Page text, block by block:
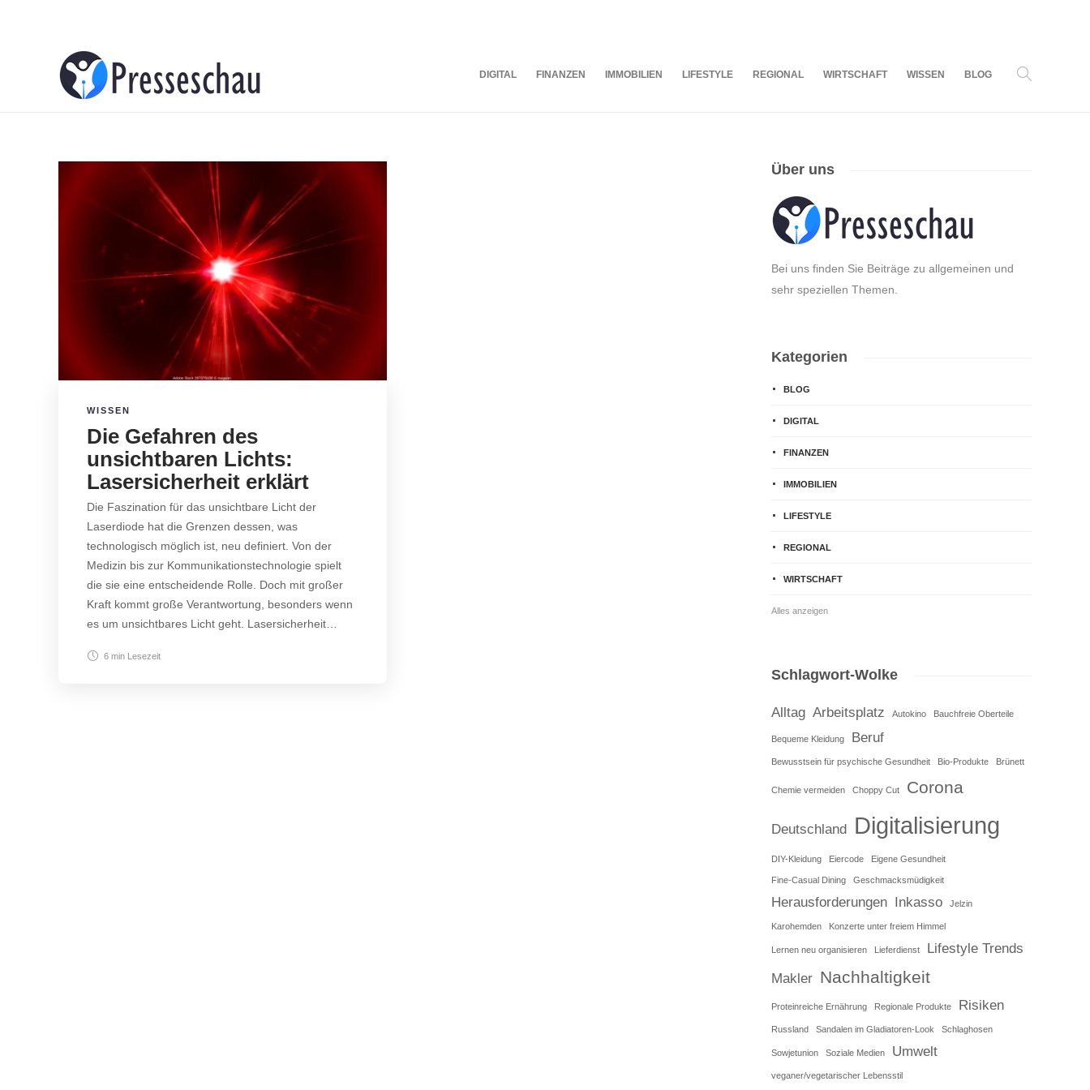
DIGITAL FINANZEN IMMOBILIEN LIFESTYLE REGIONAL WIRTSCHAFT WISSEN BLOG
WISSEN
Die Gefahren des
unsichtbaren Lichts:
Lasersicherheit erklärt
Die Faszination für das unsichtbare Licht der
Laserdiode hat die Grenzen dessen, was
technologisch möglich ist, neu definiert. Von der
Medizin bis zur Kommunikationstechnologie spielt
die sie eine entscheidende Rolle. Doch mit großer
Kraft kommt große Verantwortung, besonders wenn
es um unsichtbares Licht geht. Lasersicherheit…
6 min Lesezeit
Über uns
Bei uns finden Sie Beiträge zu allgemeinen und
sehr speziellen Themen.
Kategorien
BLOG
DIGITAL
FINANZEN
IMMOBILIEN
LIFESTYLE
REGIONAL
WIRTSCHAFT
Alles anzeigen
Schlagwort-Wolke
Alltag Arbeitsplatz Autokino Bauchfreie Oberteile
Bequeme Kleidung Beruf
Bewusstsein für psychische Gesundheit Bio-Produkte Brünett
Chemie vermeiden Choppy Cut Corona
Deutschland Digitalisierung
DIY-Kleidung Eiercode Eigene Gesundheit
Fine-Casual Dining Geschmacksmüdigkeit
Herausforderungen Inkasso Jelzin
Karohemden Konzerte unter freiem Himmel
Lernen neu organisieren Lieferdienst
Lifestyle Trends
Makler Nachhaltigkeit
Proteinreiche Ernährung Regionale Produkte Risiken
Russland Sandalen im Gladiatoren-Look Schlaghosen
Sowjetunion Soziale Medien Umwelt
veganer/vegetarischer Lebensstil